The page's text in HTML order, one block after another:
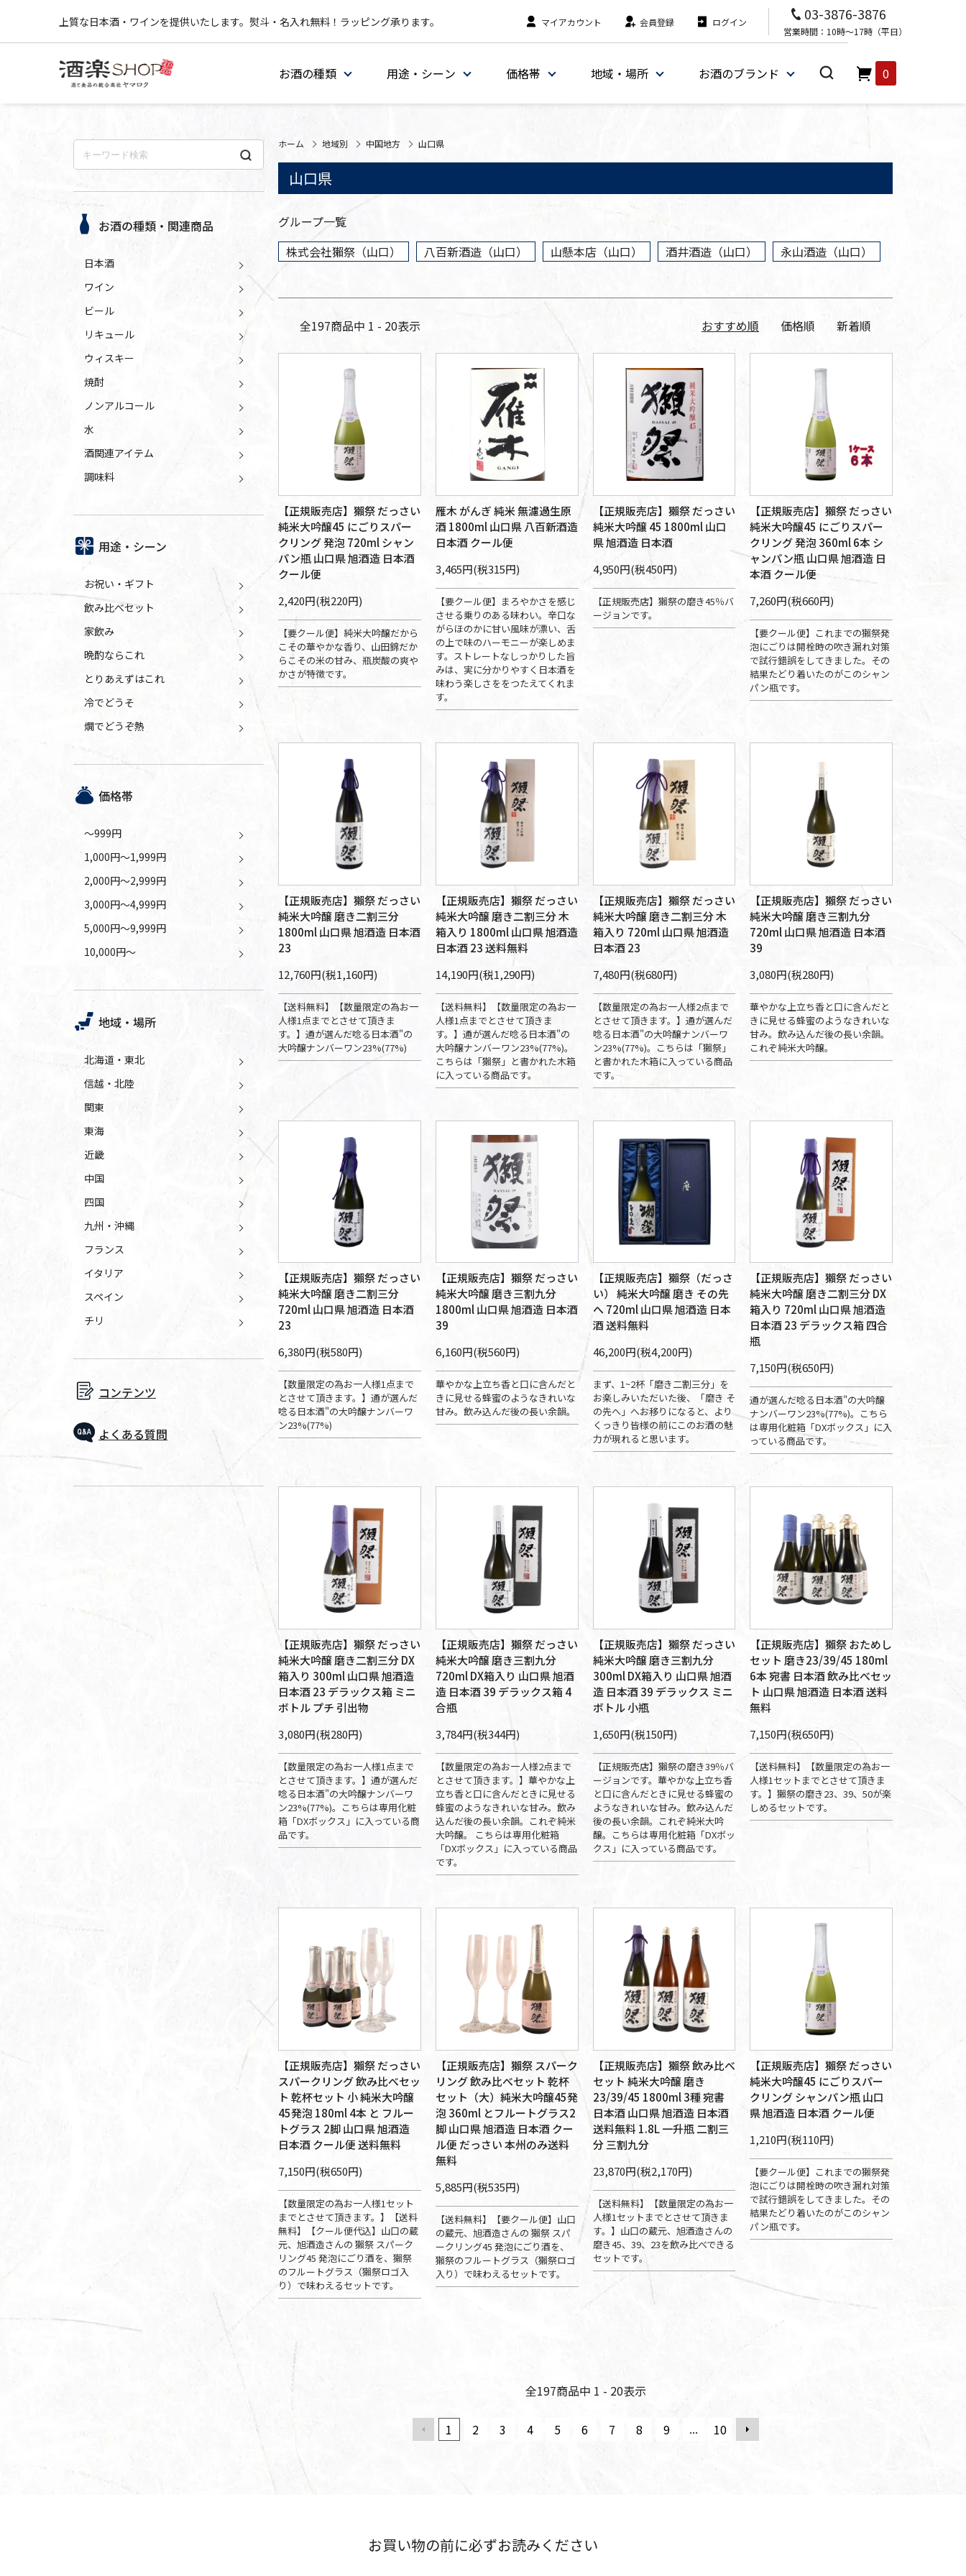
上質な日本酒・ワインを提供いたします。熨斗・名入れ無料！ラッピング承ります。 マイアカウント 会員登録 ログイン 03-3876-3876
営業時間：10時～17時（平日）
お酒の種類 用途・シーン 価格帯 地域・場所 お酒のブランド 0
ホーム 地域別 中国地方 山口県
山口県
グループ一覧
株式会社獺祭（山口）
八百新酒造（山口） 山懸本店（山口） 酒井酒造（山口） 永山酒造（山口）
全197商品中 1 - 20表示 おすすめ順 価格順 新着順
【正規販売店】獺祭 だっさい
純米大吟醸45 にごりスパー
クリング 発泡 720ml シャン
パン瓶 山口県 旭酒造 日本酒
クール便
2,420円(税220円)
【要クール便】純米大吟醸だから
こその華やかな香り、山田錦だか
らこその米の甘み、瓶炭酸の爽や
かさが特徴です。
雁木 がんぎ 純米 無濾過生原
酒 1800ml 山口県 八百新酒造
日本酒 クール便
3,465円(税315円)
【要クール便】まろやかさを感じ
させる乗りのある味わい。辛口な
がらほのかに甘い風味が漂い、舌
の上で味のハーモニーが楽しめま
す。ストレートなしっかりした旨
みは、実に分かりやすく日本酒を
味わう楽しさををつたえてくれま
す。
【正規販売店】獺祭 だっさい
純米大吟醸 45 1800ml 山口
県 旭酒造 日本酒
4,950円(税450円)
【正規販売店】獺祭の磨き45％バ
ージョンです。
【正規販売店】獺祭 だっさい
純米大吟醸45 にごりスパー
クリング 発泡 360ml 6本 シ
ャンパン瓶 山口県 旭酒造 日
本酒 クール便
7,260円(税660円)
【要クール便】これまでの獺祭発
泡にごりは開栓時の吹き漏れ対策
で試行錯誤をしてきました。その
結果たどり着いたのがこのシャン
パン瓶です。
【正規販売店】獺祭 だっさい
純米大吟醸 磨き二割三分
1800ml 山口県 旭酒造 日本酒
23
12,760円(税1,160円)
【送料無料】【数量限定の為お一
人様1点までとさせて頂きま
す。】通が選んだ唸る日本酒"の
大吟醸ナンバーワン23%(77%)
【正規販売店】獺祭 だっさい
純米大吟醸 磨き二割三分 木
箱入り 1800ml 山口県 旭酒造
日本酒 23 送料無料
14,190円(税1,290円)
【送料無料】【数量限定の為お一
人様1点までとさせて頂きま
す。】通が選んだ唸る日本酒"の
大吟醸ナンバーワン23%(77%)。
こちらは「獺祭」と書かれた木箱
に入っている商品です。
【正規販売店】獺祭 だっさい
純米大吟醸 磨き二割三分 木
箱入り 720ml 山口県 旭酒造
日本酒 23
7,480円(税680円)
【数量限定の為お一人様2点まで
とさせて頂きます。】通が選んだ
唸る日本酒"の大吟醸ナンバーワ
ン23%(77%)。こちらは「獺祭」
と書かれた木箱に入っている商品
です。
【正規販売店】獺祭 だっさい
純米大吟醸 磨き三割九分
720ml 山口県 旭酒造 日本酒
39
3,080円(税280円)
華やかな上立ち香と口に含んだと
きに見せる蜂蜜のようなきれいな
甘み。飲み込んだ後の長い余韻。
これぞ純米大吟醸。
【正規販売店】獺祭 だっさい
純米大吟醸 磨き二割三分
720ml 山口県 旭酒造 日本酒
23
6,380円(税580円)
【数量限定の為お一人様1点まで
とさせて頂きます。】通が選んだ
唸る日本酒"の大吟醸ナンバーワ
ン23%(77%)
【正規販売店】獺祭 だっさい
純米大吟醸 磨き三割九分
1800ml 山口県 旭酒造 日本酒
39
6,160円(税560円)
華やかな上立ち香と口に含んだと
きに見せる蜂蜜のようなきれいな
甘み。飲み込んだ後の長い余韻。
【正規販売店】獺祭（だっさ
い） 純米大吟醸 磨き その先
へ 720ml 山口県 旭酒造 日本
酒 送料無料
46,200円(税4,200円)
まず、1~2杯「磨き二割三分」を
お楽しみいただいた後、「磨き そ
の先へ」へお移りになると、より
くっきり皆様の前にこのお酒の魅
力が現れると思います。
【正規販売店】獺祭 だっさい
純米大吟醸 磨き二割三分 DX
箱入り 720ml 山口県 旭酒造
日本酒 23 デラックス箱 四合
瓶
7,150円(税650円)
通が選んだ唸る日本酒"の大吟醸
ナンバーワン23%(77%)。こちら
は専用化粧箱「DXボックス」に入
っている商品です。
【正規販売店】獺祭 だっさい
純米大吟醸 磨き二割三分 DX
箱入り 300ml 山口県 旭酒造
日本酒 23 デラックス箱 ミニ
ボトル プチ 引出物
3,080円(税280円)
【数量限定の為お一人様1点まで
とさせて頂きます。】通が選んだ
唸る日本酒"の大吟醸ナンバーワ
ン23%(77%)。こちらは専用化粧
箱「DXボックス」に入っている商
品です。
【正規販売店】獺祭 だっさい
純米大吟醸 磨き三割九分
720ml DX箱入り 山口県 旭酒
造 日本酒 39 デラックス箱 4
合瓶
3,784円(税344円)
【数量限定の為お一人様2点まで
とさせて頂きます。】華やかな上
立ち香と口に含んだときに見せる
蜂蜜のようなきれいな甘み。飲み
込んだ後の長い余韻。これぞ純米
大吟醸。 こちらは専用化粧箱
「DXボックス」に入っている商品
です。
【正規販売店】獺祭 だっさい
純米大吟醸 磨き三割九分
300ml DX箱入り 山口県 旭酒
造 日本酒 39 デラックス ミニ
ボトル 小瓶
1,650円(税150円)
【正規販売店】獺祭の磨き39％バ
ージョンです。華やかな上立ち香
と口に含んだときに見せる蜂蜜の
ようなきれいな甘み。飲み込んだ
後の長い余韻。これぞ純米大吟
醸。こちらは専用化粧箱「DXボッ
クス」に入っている商品です。
【正規販売店】獺祭 おためし
セット 磨き23/39/45 180ml
6本 宛書 日本酒 飲み比べセッ
ト 山口県 旭酒造 日本酒 送料
無料
7,150円(税650円)
【送料無料】【数量限定の為お一
人様1セットまでとさせて頂きま
す。】獺祭の磨き23、39、50が楽
しめるセットです。
【正規販売店】獺祭 だっさい
スパークリング 飲み比べセッ
ト 乾杯セット 小 純米大吟醸
45発泡 180ml 4本 と フルー
トグラス 2脚 山口県 旭酒造
日本酒 クール便 送料無料
7,150円(税650円)
【数量限定の為お一人様1セット
までとさせて頂きます。】【送料
無料】【クール便代込】山口の蔵
元、旭酒造さんの 獺祭 スパーク
リング45 発泡にごり酒を、獺祭
のフルートグラス（獺祭ロゴ入
り）で味わえるセットです。
【正規販売店】獺祭 スパーク
リング 飲み比べセット 乾杯
セット（大）純米大吟醸45発
泡 360ml とフルートグラス2
脚 山口県 旭酒造 日本酒 クー
ル便 だっさい 本州のみ送料
無料
5,885円(税535円)
【送料無料】【要クール便】山口
の蔵元、旭酒造さんの 獺祭 スパ
ークリング45 発泡にごり酒を、
獺祭のフルートグラス（獺祭ロゴ
入り）で味わえるセットです。
【正規販売店】獺祭 飲み比べ
セット 純米大吟醸 磨き
23/39/45 1800ml 3種 宛書
日本酒 山口県 旭酒造 日本酒
送料無料 1.8L 一升瓶 二割三
分 三割九分
23,870円(税2,170円)
【送料無料】【数量限定の為お一
人様1セットまでとさせて頂きま
す。】山口の蔵元、旭酒造さんの
磨き45、39、23を飲み比べできる
セットです。
【正規販売店】獺祭 だっさい
純米大吟醸45 にごりスパー
クリング シャンパン瓶 山口
県 旭酒造 日本酒 クール便
1,210円(税110円)
【要クール便】これまでの獺祭発
泡にごりは開栓時の吹き漏れ対策
で試行錯誤をしてきました。その
結果たどり着いたのがこのシャン
パン瓶です。
全197商品中 1 - 20表示
1 2 3 4 5 6 7 8 9 ... 10
お酒の種類・関連商品
日本酒
ワイン
ビール
リキュール
ウィスキー
焼酎
ノンアルコール
水
酒関連アイテム
調味料
用途・シーン
お祝い・ギフト
飲み比べセット
家飲み
晩酌ならこれ
とりあえずはこれ
冷でどうそ
燗でどうぞ熱
価格帯
～999円
1,000円～1,999円
2,000円～2,999円
3,000円～4,999円
5,000円～9,999円
10,000円～
地域・場所
北海道・東北
信越・北陸
関東
東海
近畿
中国
四国
九州・沖縄
フランス
イタリア
スペイン
チリ
コンテンツ
よくある質問
お買い物の前に必ずお読みください